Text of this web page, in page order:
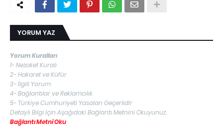
YORUM YAZ
Yorum Kuralları
1- Nezaket Kuralı
2- Hakaret ve Küfür
3- İlgili Yorum
4- Bağlantılar ve Reklamcılık
5- Türkiye Cumhuriyeti Yasaları Geçerlidir
Detaylı Bilgi İçin Aşağıdaki Bağlantı Metnini Okuyunuz.
Bağlantı Metni Oku